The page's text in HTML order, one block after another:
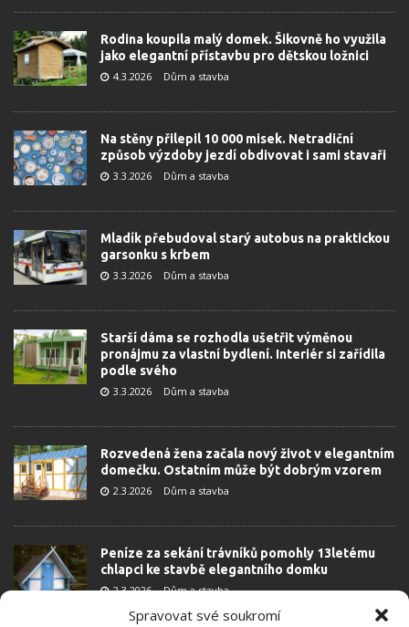
Spravovat své soukromí
Rodina koupila malý domek. Šikovně ho využila
jako elegantní přístavbu pro dětskou ložnici
4.3.2026 Dům a stavba
Na stěny přilepil 10 000 misek. Netradiční
způsob výzdoby jezdí obdivovat i sami stavaři
3.3.2026 Dům a stavba
Mladík přebudoval starý autobus na praktickou
garsonku s krbem
3.3.2026 Dům a stavba
Starší dáma se rozhodla ušetřit výměnou
pronájmu za vlastní bydlení. Interiér si zařídila
podle svého
3.3.2026 Dům a stavba
Rozvedená žena začala nový život v elegantním
domečku. Ostatním může být dobrým vzorem
2.3.2026 Dům a stavba
Peníze za sekání trávníků pomohly 13letému
chlapci ke stavbě elegantního domku
2.3.2026 Dům a stavba